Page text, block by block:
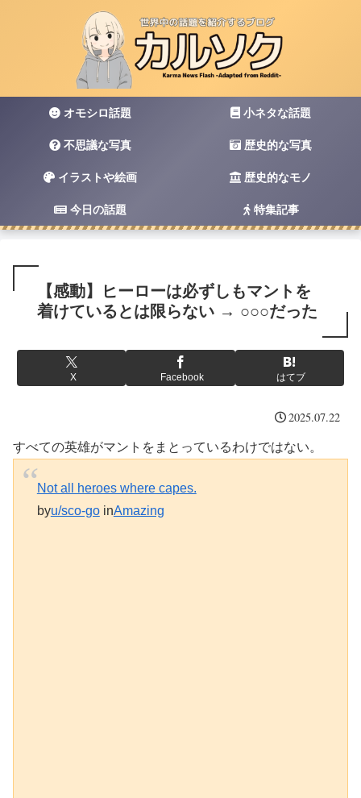
オモシロ話題 小ネタな話題
不思議な写真 歴史的な写真
イラストや絵画 歴史的なモノ
今日の話題 特集記事
【感動】ヒーローは必ずしもマントを
着けているとは限らない → ○○○だった
X Facebook はてブ
2025.07.22
すべての英雄がマントをまとっているわけではない。
Not all heroes where capes.
byu/sco-goinAmazing